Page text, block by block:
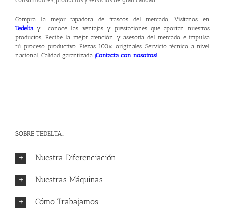
Compra la mejor tapadora de frascos del mercado. Visítanos en
Tedeltay conoce las ventajas y prestaciones que aportan nuestros
productos. Recibe la mejor atención y asesoría del mercado e impulsa
tú proceso productivo. Piezas 100% originales. Servicio técnico a nivel
nacional. Calidad garantizada ¡Contacta con nosotros!
SOBRE TEDELTA..
Nuestra Diferenciación
Nuestras Máquinas
Cómo Trabajamos